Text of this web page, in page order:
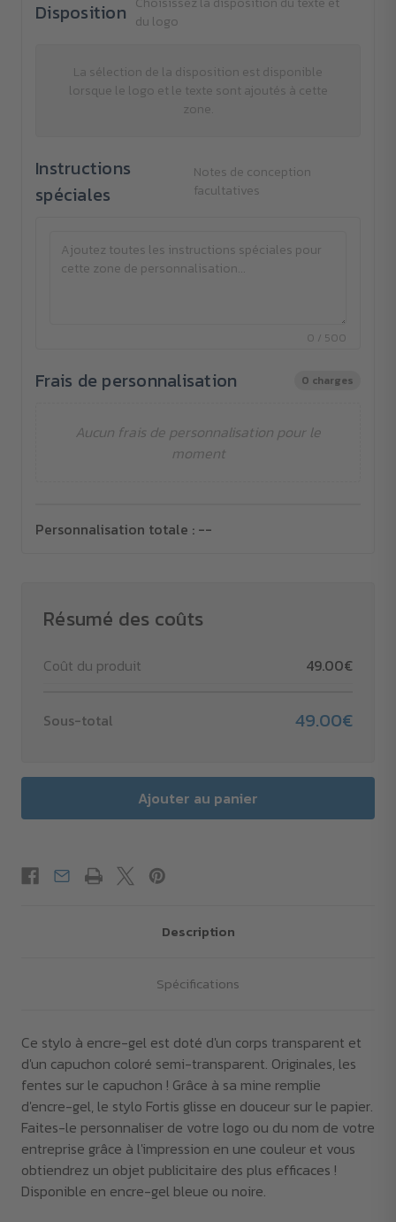
Disposition du logo
La sélection de la disposition est disponible
lorsque le logo et le texte sont ajoutés à cette
zone.
Instructions
spéciales
Notes de conception
facultatives
0 / 500
Frais de personnalisation 0 charges
Aucun frais de personnalisation pour le
moment
Personnalisation totale : --
Résumé des coûts
Coût du produit 49.00€
Sous-total 49.00€
Description
Spécifications
Ce stylo à encre-gel est doté d'un corps transparent et
d'un capuchon coloré semi-transparent. Originales, les
fentes sur le capuchon ! Grâce à sa mine remplie
d'encre-gel, le stylo Fortis glisse en douceur sur le papier.
Faites-le personnaliser de votre logo ou du nom de votre
entreprise grâce à l'impression en une couleur et vous
obtiendrez un objet publicitaire des plus efficaces !
Disponible en encre-gel bleue ou noire.